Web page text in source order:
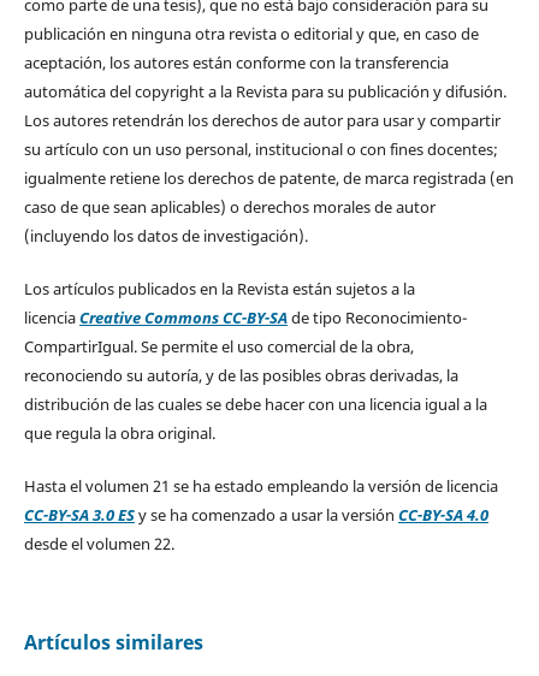
como parte de una tesis), que no está bajo consideración para su
publicación en ninguna otra revista o editorial y que, en caso de
aceptación, los autores están conforme con la transferencia
automática del copyright a la Revista para su publicación y difusión.
Los autores retendrán los derechos de autor para usar y compartir
su artículo con un uso personal, institucional o con fines docentes;
igualmente retiene los derechos de patente, de marca registrada (en
caso de que sean aplicables) o derechos morales de autor
(incluyendo los datos de investigación).
Los artículos publicados en la Revista están sujetos a la
licenciaCreative Commons CC-BY-SAde tipo Reconocimiento-
CompartirIgual. Se permite el uso comercial de la obra,
reconociendo su autoría, y de las posibles obras derivadas, la
distribución de las cuales se debe hacer con una licencia igual a la
que regula la obra original.
Hasta el volumen 21 se ha estado empleando la versión de licencia
CC-BY-SA 3.0 ESy se ha comenzado a usar la versión CC-BY-SA 4.0
desde el volumen 22.
Artículos similares